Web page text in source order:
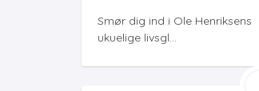
Smør dig ind i Ole Henriksens
ukuelige livsgl...